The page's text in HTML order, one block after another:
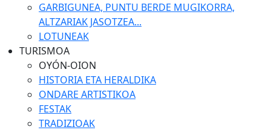
GARBIGUNEA, PUNTU BERDE MUGIKORRA,
ALTZARIAK JASOTZEA...
LOTUNEAK
TURISMOA
OYÓN-OION
HISTORIA ETA HERALDIKA
ONDARE ARTISTIKOA
FESTAK
TRADIZIOAK